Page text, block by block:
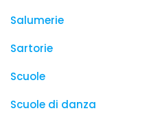
Salumerie
Sartorie
Scuole
Scuole di danza